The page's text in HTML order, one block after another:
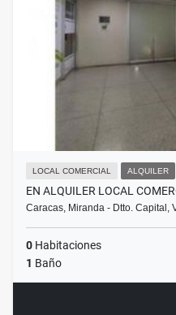
LOCAL COMERCIAL ALQUILER
EN ALQUILER LOCAL
Caracas, Miranda - Dtto. Capital,
0 Habitaciones
1 Baño